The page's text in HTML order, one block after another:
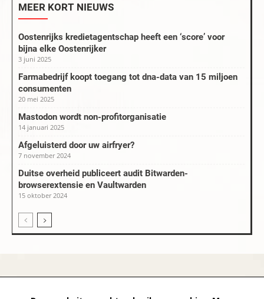
MEER KORT NIEUWS
Oostenrijks kredietagentschap heeft een ‘score’ voor
bijna elke Oostenrijker
3 juni 2025
Farmabedrijf koopt toegang tot dna-data van 15 miljoen
consumenten
20 mei 2025
Mastodon wordt non-profitorganisatie
14 januari 2025
Afgeluisterd door uw airfryer?
7 november 2024
Duitse overheid publiceert audit Bitwarden-
browserextensie en Vaultwarden
15 oktober 2024